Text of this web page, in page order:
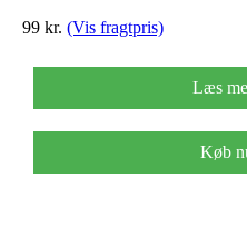
99 kr. (Vis fragtpris)
Læs
Køb